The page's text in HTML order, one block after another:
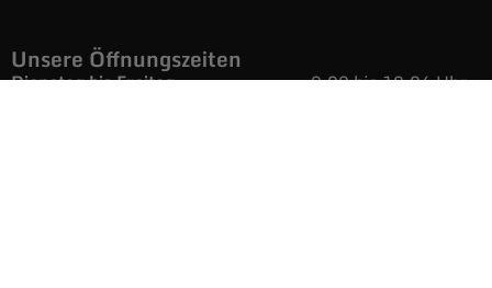
Unsere Öffnungszeiten
Dienstag bis Freitag
9.09 bis 12.06 Uhr